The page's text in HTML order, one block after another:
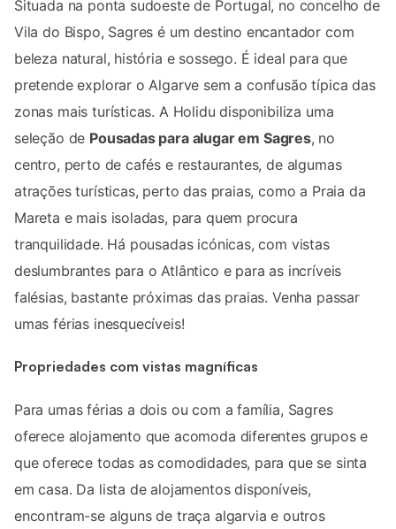
Situada na ponta sudoeste de Portugal, no concelho de
Vila do Bispo, Sagres é um destino encantador com
beleza natural, história e sossego. É ideal para que
pretende explorar o Algarve sem a confusão típica das
zonas mais turísticas. A Holidu disponibiliza uma
seleção de Pousadas para alugar em Sagres, no
centro, perto de cafés e restaurantes, de algumas
atrações turísticas, perto das praias, como a Praia da
Mareta e mais isoladas, para quem procura
tranquilidade. Há pousadas icónicas, com vistas
deslumbrantes para o Atlântico e para as incríveis
falésias, bastante próximas das praias. Venha passar
umas férias inesquecíveis!
Propriedades com vistas magníficas
Para umas férias a dois ou com a família, Sagres
oferece alojamento que acomoda diferentes grupos e
que oferece todas as comodidades, para que se sinta
em casa. Da lista de alojamentos disponíveis,
encontram-se alguns de traça algarvia e outros